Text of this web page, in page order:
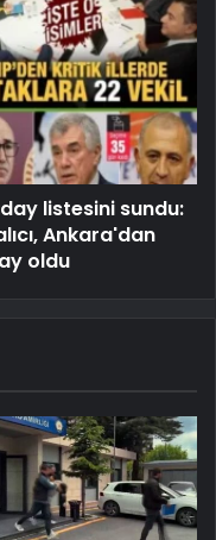
listesini sundu:
Ankara'dan
oldu